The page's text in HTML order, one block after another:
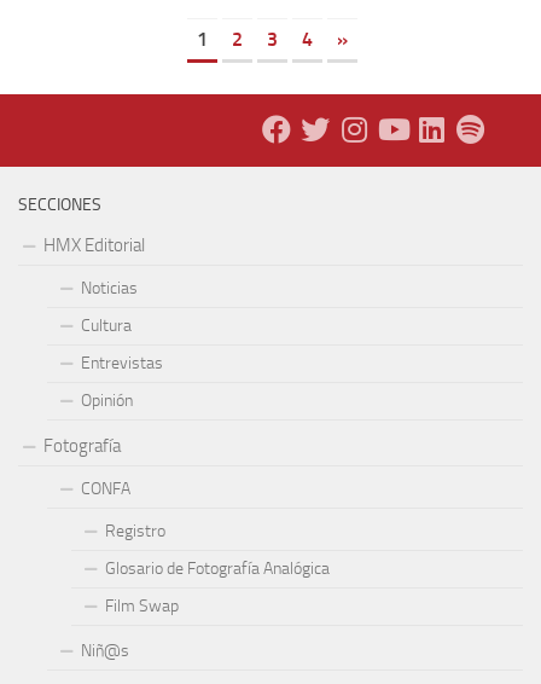
1 2 3 4 »
SECCIONES
HMX Editorial
Noticias
Cultura
Entrevistas
Opinión
Fotografía
CONFA
Registro
Glosario de Fotografía Analógica
Film Swap
Niñ@s